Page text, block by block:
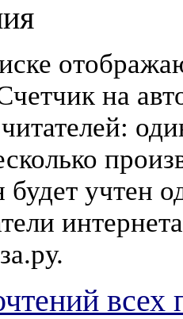
на
будет учтен
всех